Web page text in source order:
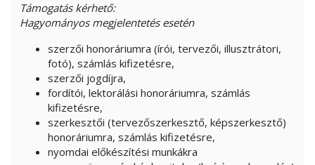
Támogatás kérhető:
Hagyományos megjelentetés esetén
szerzői honoráriumra (írói, tervezői, illusztrátori,
fotó), számlás kifizetésre,
szerzői jogdíjra,
fordítói, lektorálási honoráriumra, számlás
kifizetésre,
szerkesztői (tervezőszerkesztő, képszerkesztő)
honoráriumra, számlás kifizetésre,
nyomdai előkészítési munkákra